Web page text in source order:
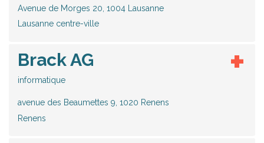
Avenue de Morges 20, 1004 Lausanne
Lausanne centre-ville
Brack AG
informatique
avenue des Beaumettes 9, 1020 Renens
Renens